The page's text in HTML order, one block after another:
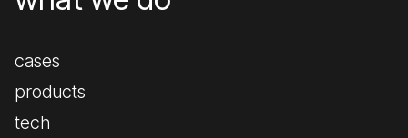
cases
products
tech